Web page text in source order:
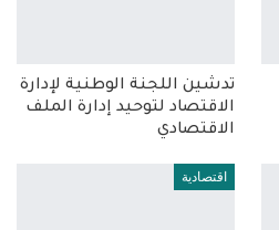
تدشين اللجنة الوطنية لإدارة
الاقتصاد لتوحيد إدارة الملف
الاقتصادي
اقتصادية